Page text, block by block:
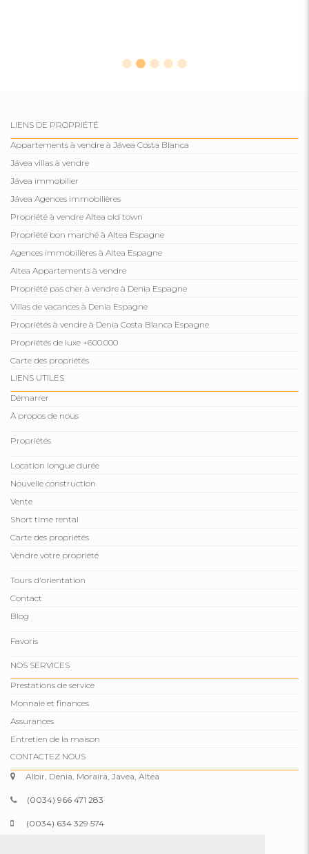
LIENS DE PROPRIÉTÉ
Appartements à vendre à Jávea Costa Blanca
Jávea villas à vendre
Jávea immobilier
Jávea Agences immobilières
Propriété à vendre Altea old town
Propriété bon marché à Altea Espagne
Agences immobilières à Altea Espagne
Altea Appartements à vendre
Propriété pas cher à vendre à Denia Espagne
Villas de vacances à Denia Espagne
Propriétés à vendre à Denia Costa Blanca Espagne
Propriétés de luxe +600.000
Carte des propriétés
LIENS UTILES
Démarrer
À propos de nous
Propriétés
Location longue durée
Nouvelle construction
Vente
Short time rental
Carte des propriétés
Vendre votre propriété
Tours d'orientation
Contact
Blog
Favoris
NOS SERVICES
Prestations de service
Monnaie et finances
Assurances
Entretien de la maison
CONTACTEZ NOUS
Albir, Denia, Moraira, Javea, Altea
(0034) 966 471 283
(0034) 634 329 574